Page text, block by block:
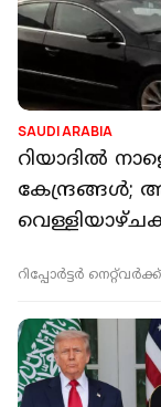
SAUDI ARABIA
റിയാദിൽ
കേന്ദ്രങ്ങൾ;
റിപ്പോർട്ടർ നെറ്റ്‌വര്‍ക്ക്‌